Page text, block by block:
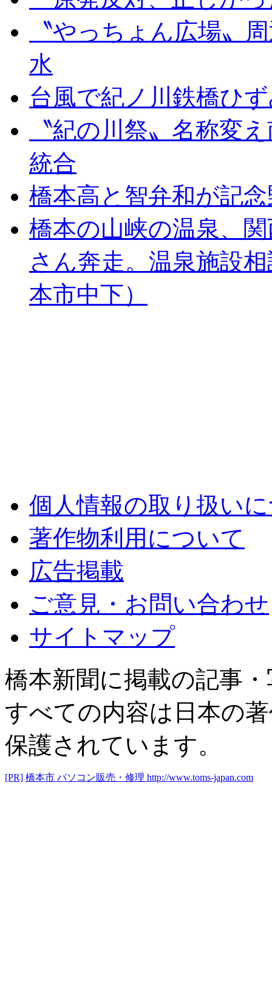
〝やっちょん広場〟
水
台風で紀ノ川鉄橋ひ
〝紀の川祭〟名称変
統合
橋本高と智弁和が記
橋本の山峡の温泉、
さん奔走。温泉施設
本市中下）
個人情報の取り扱い
著作物利用について
広告掲載
ご意見・お問い合わせ
サイトマップ
橋本新聞に掲載の記事
すべての内容は日本の
保護されています。
[PR] 橋本市 パソコン販売・修理 http://www.toms-japan.com